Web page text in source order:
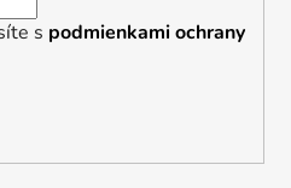
s podmienkami ochrany